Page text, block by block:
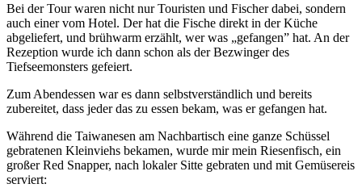
Bei der Tour waren nicht nur Touristen und Fischer dabei, sondern
auch einer vom Hotel. Der hat die Fische direkt in der Küche
abgeliefert, und brühwarm erzählt, wer was „gefangen” hat. An der
Rezeption wurde ich dann schon als der Bezwinger des
Tiefseemonsters gefeiert.
Zum Abendessen war es dann selbstverständlich und bereits
zubereitet, dass jeder das zu essen bekam, was er gefangen hat.
Während die Taiwanesen am Nachbartisch eine ganze Schüssel
gebratenen Kleinviehs bekamen, wurde mir mein Riesenfisch, ein
großer Red Snapper, nach lokaler Sitte gebraten und mit Gemüsereis
serviert: